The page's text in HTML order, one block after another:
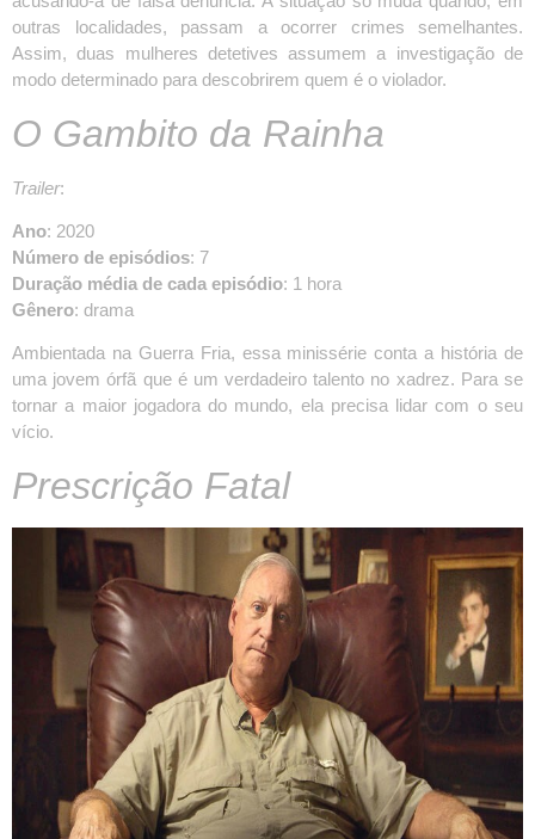
outras localidades, passam a ocorrer crimes semelhantes.
Assim, duas mulheres detetives assumem a investigação de
modo determinado para descobrirem quem é o violador.
O Gambito da Rainha
Trailer:
Ano: 2020
Número de episódios: 7
Duração média de cada episódio: 1 hora
Gênero: drama
Ambientada na Guerra Fria, essa minissérie conta a história de
uma jovem órfã que é um verdadeiro talento no xadrez. Para se
tornar a maior jogadora do mundo, ela precisa lidar com o seu
vício.
Prescrição Fatal